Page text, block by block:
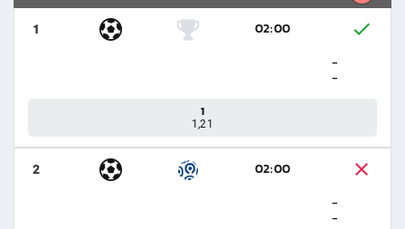
1
02:00
-
-
1
1,21
2
02:00
-
-